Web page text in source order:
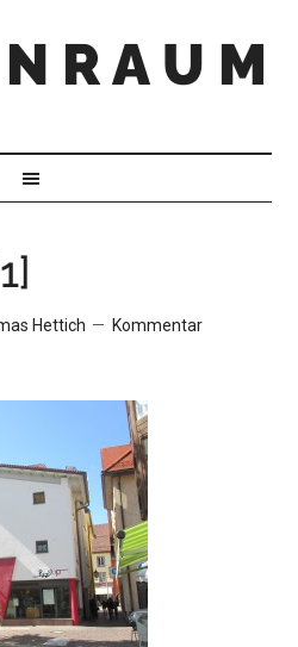
R A U M
Hettich
Kommentar